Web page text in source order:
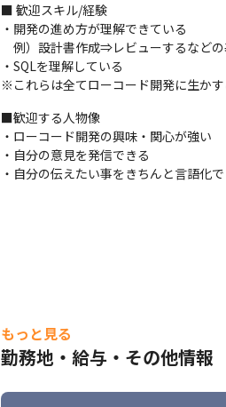
■ 歓迎スキル/経験
・開発の進め方が理解できている
例）設計書作成⇒レビューするなど
・SQLを理解している
※これらは全てローコード開発に生か
■歓迎する人物像
・ローコード開発の興味・関心が強い
・自分の意見を発信できる
・自分の伝えたい事をきちんと言語化
もっと見る
勤務地・給与・その他情報